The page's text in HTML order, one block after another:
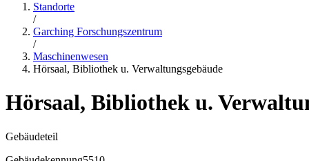
Standorte
/
Garching Forschungszentrum
/
Maschinenwesen
Hörsaal, Bibliothek u. Verwaltungsgebäude
Hörsaal, Bibliothek u.
Gebäudeteil